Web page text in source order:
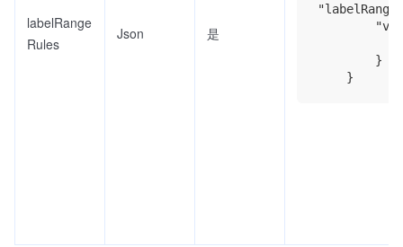
labelRange
Rules
Json 是
        }